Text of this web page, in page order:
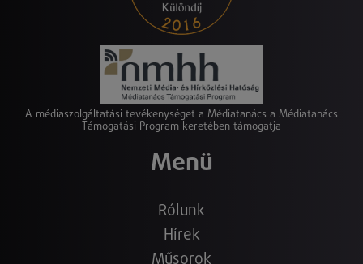
A médiaszolgáltatási tevékenységet a Médiatanács a Médiatanács
Támogatási Program keretében támogatja
Menü
Rólunk
Hírek
Műsorok